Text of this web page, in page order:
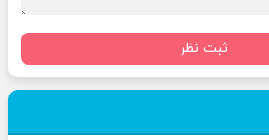
ثبت نظر